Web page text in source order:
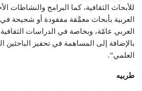
للأبحاث الثقافية، كما البرامج والنشاطات
العربية بأبحاث معمَّقة مفقودة أو شحيحة
العربي عامّة، وبخاصة في الدراسات
بالإضافة إلى المساهمة في تحفيز الباحثين
العلمي”.
طربيه